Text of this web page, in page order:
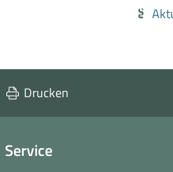
Drucken
Service